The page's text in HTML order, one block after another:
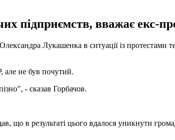
підприємств, вважає екс-
Лукашенка в ситуації із протестами
але не був почутий.
- сказав Горбачов.
що в результаті цього вдалося уникнути